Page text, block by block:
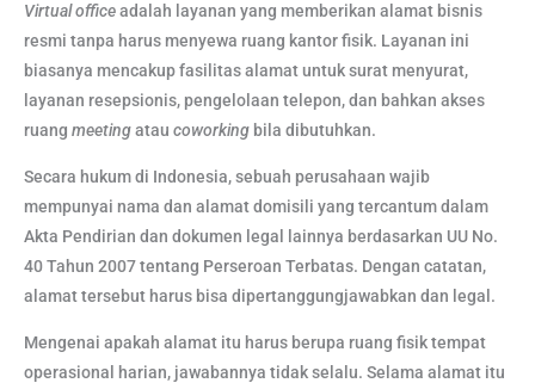
Virtual officeadalah layanan yang memberikan alamat bisnis
resmi tanpa harus menyewa ruang kantor fisik. Layanan ini
biasanya mencakup fasilitas alamat untuk surat menyurat,
layanan resepsionis, pengelolaan telepon, dan bahkan akses
ruang meetingatau coworking bila dibutuhkan.
Secara hukum di Indonesia, sebuah perusahaan wajib
mempunyai nama dan alamat domisili yang tercantum dalam
Akta Pendirian dan dokumen legal lainnya berdasarkan UU No.
40 Tahun 2007 tentang Perseroan Terbatas. Dengan catatan,
alamat tersebut harus bisa dipertanggungjawabkan dan legal.
Mengenai apakah alamat itu harus berupa ruang fisik tempat
operasional harian, jawabannya tidak selalu. Selama alamat itu